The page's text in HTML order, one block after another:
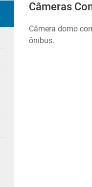
Câmeras
Câmera domo
ônibus.